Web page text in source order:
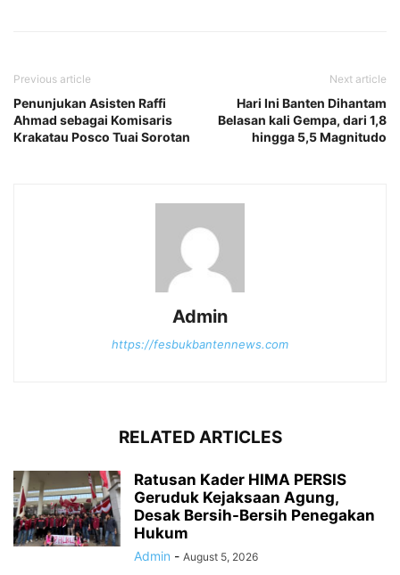
Previous article
Penunjukan Asisten Raffi
Ahmad sebagai Komisaris
Krakatau Posco Tuai Sorotan
Next article
Hari Ini Banten Dihantam
Belasan kali Gempa, dari 1,8
hingga 5,5 Magnitudo
Admin
https://fesbukbantennews.com
RELATED ARTICLES
Ratusan Kader HIMA PERSIS
Geruduk Kejaksaan Agung,
Desak Bersih-Bersih Penegakan
Hukum
Admin - August 5, 2026